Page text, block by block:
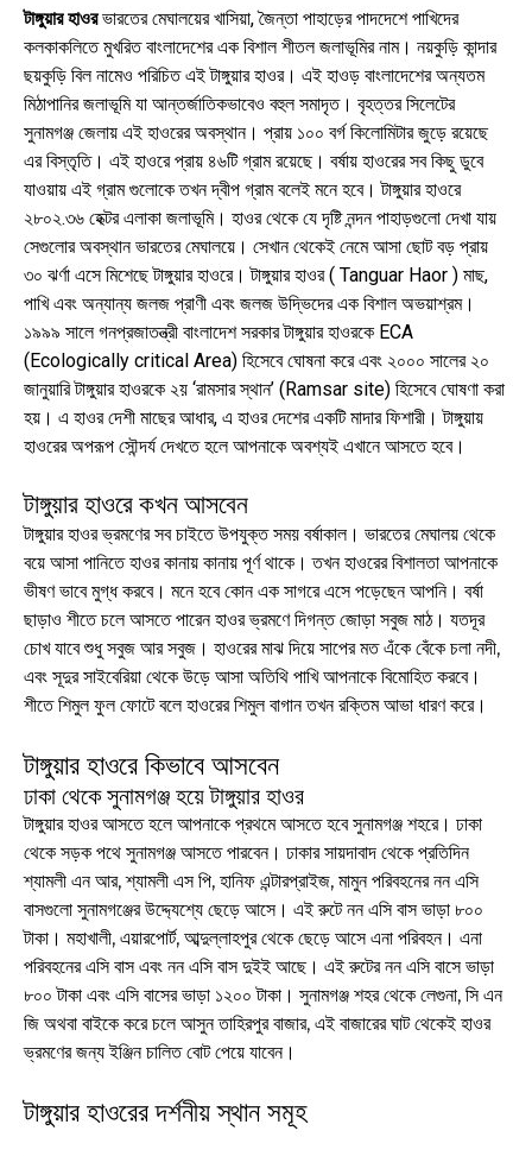
টাঙ্গুয়ার হাওরভারতের মেঘালয়ের খাসিয়া, জৈন্তা পাহাড়ের পাদদেশে পাখিদের
কলকাকলিতে মুখরিত বাংলাদেশের এক বিশাল শীতল জলাভূমির নাম। নয়কুড়ি কান্দার
ছয়কুড়ি বিল নামেও পরিচিত এই টাঙ্গুয়ার হাওর। এই হাওড় বাংলাদেশের অন্যতম
মিঠাপানির জলাভূমি যা আন্তর্জাতিকভাবেও বহুল সমাদৃত। বৃহত্তর সিলেটের
সুনামগঞ্জ জেলায় এই হাওরের অবস্থান। প্রায় ১০০ বর্গ কিলোমিটার জুড়ে রয়েছে
এর বিস্তৃতি। এই হাওরে প্রায় ৪৬টি গ্রাম রয়েছে। বর্ষায় হাওরের সব কিছু ডুবে
যাওয়ায় এই গ্রাম গুলোকে তখন দ্বীপ গ্রাম বলেই মনে হবে। টাঙ্গুয়ার হাওরে
২৮০২.৩৬ হেক্টর এলাকা জলাভূমি। হাওর থেকে যে দৃষ্টি নন্দন পাহাড়গুলো দেখা যায়
সেগুলোর অবস্থান ভারতের মেঘালয়ে। সেখান থেকেই নেমে আসা ছোট বড় প্রায়
৩০ ঝর্ণা এসে মিশেছে টাঙ্গুয়ার হাওরে। টাঙ্গুয়ার হাওর ( Tanguar Haor ) মাছ,
পাখি এবং অন্যান্য জলজ প্রাণী এবং জলজ উদ্ভিদের এক বিশাল অভয়াশ্রম।
১৯৯৯ সালে গনপ্রজাতন্ত্রী বাংলাদেশ সরকার টাঙ্গুয়ার হাওরকে ECA
(Ecologically critical Area) হিসেবে ঘোষনা করে এবং ২০০০ সালের ২০
জানুয়ারি টাঙ্গুয়ার হাওরকে ২য় ‘রামসার স্থান’ (Ramsar site) হিসেবে ঘোষণা করা
হয়। এ হাওর দেশী মাছের আধার, এ হাওর দেশের একটি মাদার ফিশারী। টাঙ্গুয়ায়
হাওরের অপরূপ সৌন্দর্য দেখতে হলে আপনাকে অবশ্যই এখানে আসতে হবে।
টাঙ্গুয়ার হাওরে কখন আসবেন
টাঙ্গুয়ার হাওর ভ্রমণের সব চাইতে উপযুক্ত সময় বর্ষাকাল। ভারতের মেঘালয় থেকে
বয়ে আসা পানিতে হাওর কানায় কানায় পূর্ণ থাকে। তখন হাওরের বিশালতা আপনাকে
ভীষণ ভাবে মুগ্ধ করবে। মনে হবে কোন এক সাগরে এসে পড়েছেন আপনি। বর্ষা
ছাড়াও শীতে চলে আসতে পারেন হাওর ভ্রমণে দিগন্ত জোড়া সবুজ মাঠ। যতদূর
চোখ যাবে শুধু সবুজ আর সবুজ। হাওরের মাঝ দিয়ে সাপের মত এঁকে বেঁকে চলা নদী,
এবং সূদুর সাইবেরিয়া থেকে উড়ে আসা অতিথি পাখি আপনাকে বিমোহিত করবে।
শীতে শিমুল ফুল ফোটে বলে হাওরের শিমুল বাগান তখন রক্তিম আভা ধারণ করে।
টাঙ্গুয়ার হাওরে কিভাবে আসবেন
ঢাকা থেকে সুনামগঞ্জ হয়ে টাঙ্গুয়ার হাওর
টাঙ্গুয়ার হাওর আসতে হলে আপনাকে প্রথমে আসতে হবে সুনামগঞ্জ শহরে। ঢাকা
থেকে সড়ক পথে সুনামগঞ্জ আসতে পারবেন। ঢাকার সায়দাবাদ থেকে প্রতিদিন
শ্যামলী এন আর, শ্যামলী এস পি, হানিফ এন্টারপ্রাইজ, মামুন পরিবহনের নন এসি
বাসগুলো সুনামগঞ্জের উদ্দ্যেশ্যে ছেড়ে আসে। এই রুটে নন এসি বাস ভাড়া ৮০০
টাকা। মহাখালী, এয়ারপোর্ট, আব্দুল্লাহপুর থেকে ছেড়ে আসে এনা পরিবহন। এনা
পরিবহনের এসি বাস এবং নন এসি বাস দুইই আছে। এই রুটের নন এসি বাসে ভাড়া
৮০০ টাকা এবং এসি বাসের ভাড়া ১২০০ টাকা। সুনামগঞ্জ শহর থেকে লেগুনা, সি এন
জি অথবা বাইকে করে চলে আসুন তাহিরপুর বাজার, এই বাজারের ঘাট থেকেই হাওর
ভ্রমণের জন্য ইঞ্জিন চালিত বোট পেয়ে যাবেন।
টাঙ্গুয়ার হাওরের দর্শনীয় স্থান সমূহ